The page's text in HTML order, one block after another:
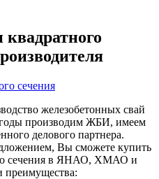
железобетонных свай
производим ЖБИ, имеем
делового партнера.
Вы сможете купить
сечения в ЯНАО, ХМАО и
преимущества: